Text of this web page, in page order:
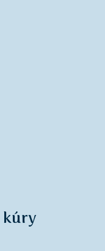
kúry